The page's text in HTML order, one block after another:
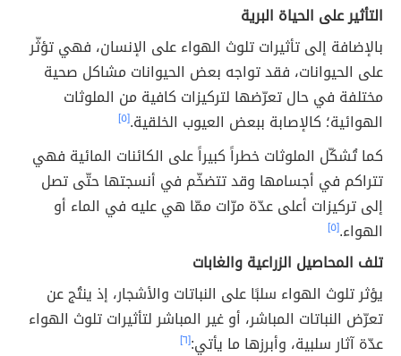
التأثير على الحياة البرية
بالإضافة إلى تأثيرات تلوث الهواء على الإنسان، فهي تؤثّر
على الحيوانات، فقد تواجه بعض الحيوانات مشاكل صحية
مختلفة في حال تعرّضها لتركيزات كافية من الملوثات
الهوائية؛ كالإصابة ببعض العيوب الخلقية.[٥]
كما تُشكّل الملوثات خطراً كبيراً على الكائنات المائية فهي
تتراكم في أجسامها وقد تتضخّم في أنسجتها حتّى تصل
إلى تركيزات أعلى عدّة مرّات ممّا هي عليه في الماء أو
الهواء.[٥]
تلف المحاصيل الزراعية والغابات
يؤثر تلوث الهواء سلبًا على النباتات والأشجار، إذ ينتُج عن
تعرّض النباتات المباشر، أو غير المباشر لتأثيرات تلوث الهواء
عدّة آثار سلبية، وأبرزها ما يأتي:[٦]